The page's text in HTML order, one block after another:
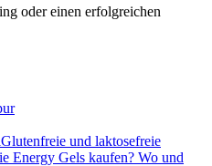
oder einen erfolgreichen
Glutenfreie und laktosefreie
Energy Gels kaufen? Wo und